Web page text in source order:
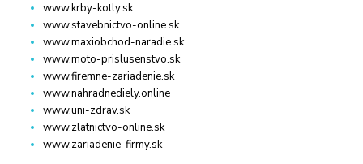
www.krby-kotly.sk
www.stavebnictvo-online.sk
www.maxiobchod-naradie.sk
www.moto-prislusenstvo.sk
www.firemne-zariadenie.sk
www.nahradnediely.online
www.uni-zdrav.sk
www.zlatnictvo-online.sk
www.zariadenie-firmy.sk